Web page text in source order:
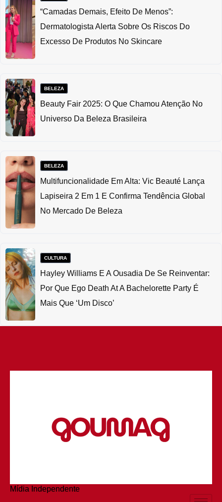
“Camadas Demais, Efeito De Menos”:
Dermatologista Alerta Sobre Os Riscos Do
Excesso De Produtos No Skincare
BELEZA
Beauty Fair 2025: O Que Chamou Atenção No
Universo Da Beleza Brasileira
BELEZA
Multifuncionalidade Em Alta: Vic Beauté Lança
Lapiseira 2 Em 1 E Confirma Tendência Global
No Mercado De Beleza
CULTURA
Hayley Williams E A Ousadia De Se Reinventar:
Por Que Ego Death At A Bachelorette Party É
Mais Que ‘um Disco’
Mídia Independente